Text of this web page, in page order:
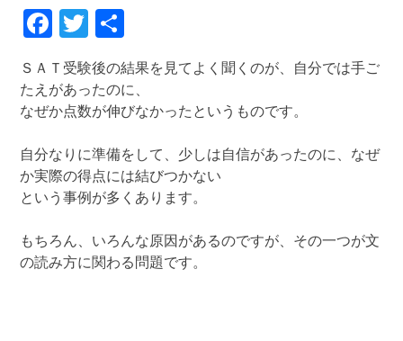
Facebook
Twitter
ＳＡＴ受験後の結果を見てよく聞くのが、自分では手ご
たえがあったのに、
なぜか点数が伸びなかったというものです。
自分なりに準備をして、少しは自信があったのに、なぜ
か実際の得点には結びつかない
という事例が多くあります。
もちろん、いろんな原因があるのですが、その一つが文
の読み方に関わる問題です。